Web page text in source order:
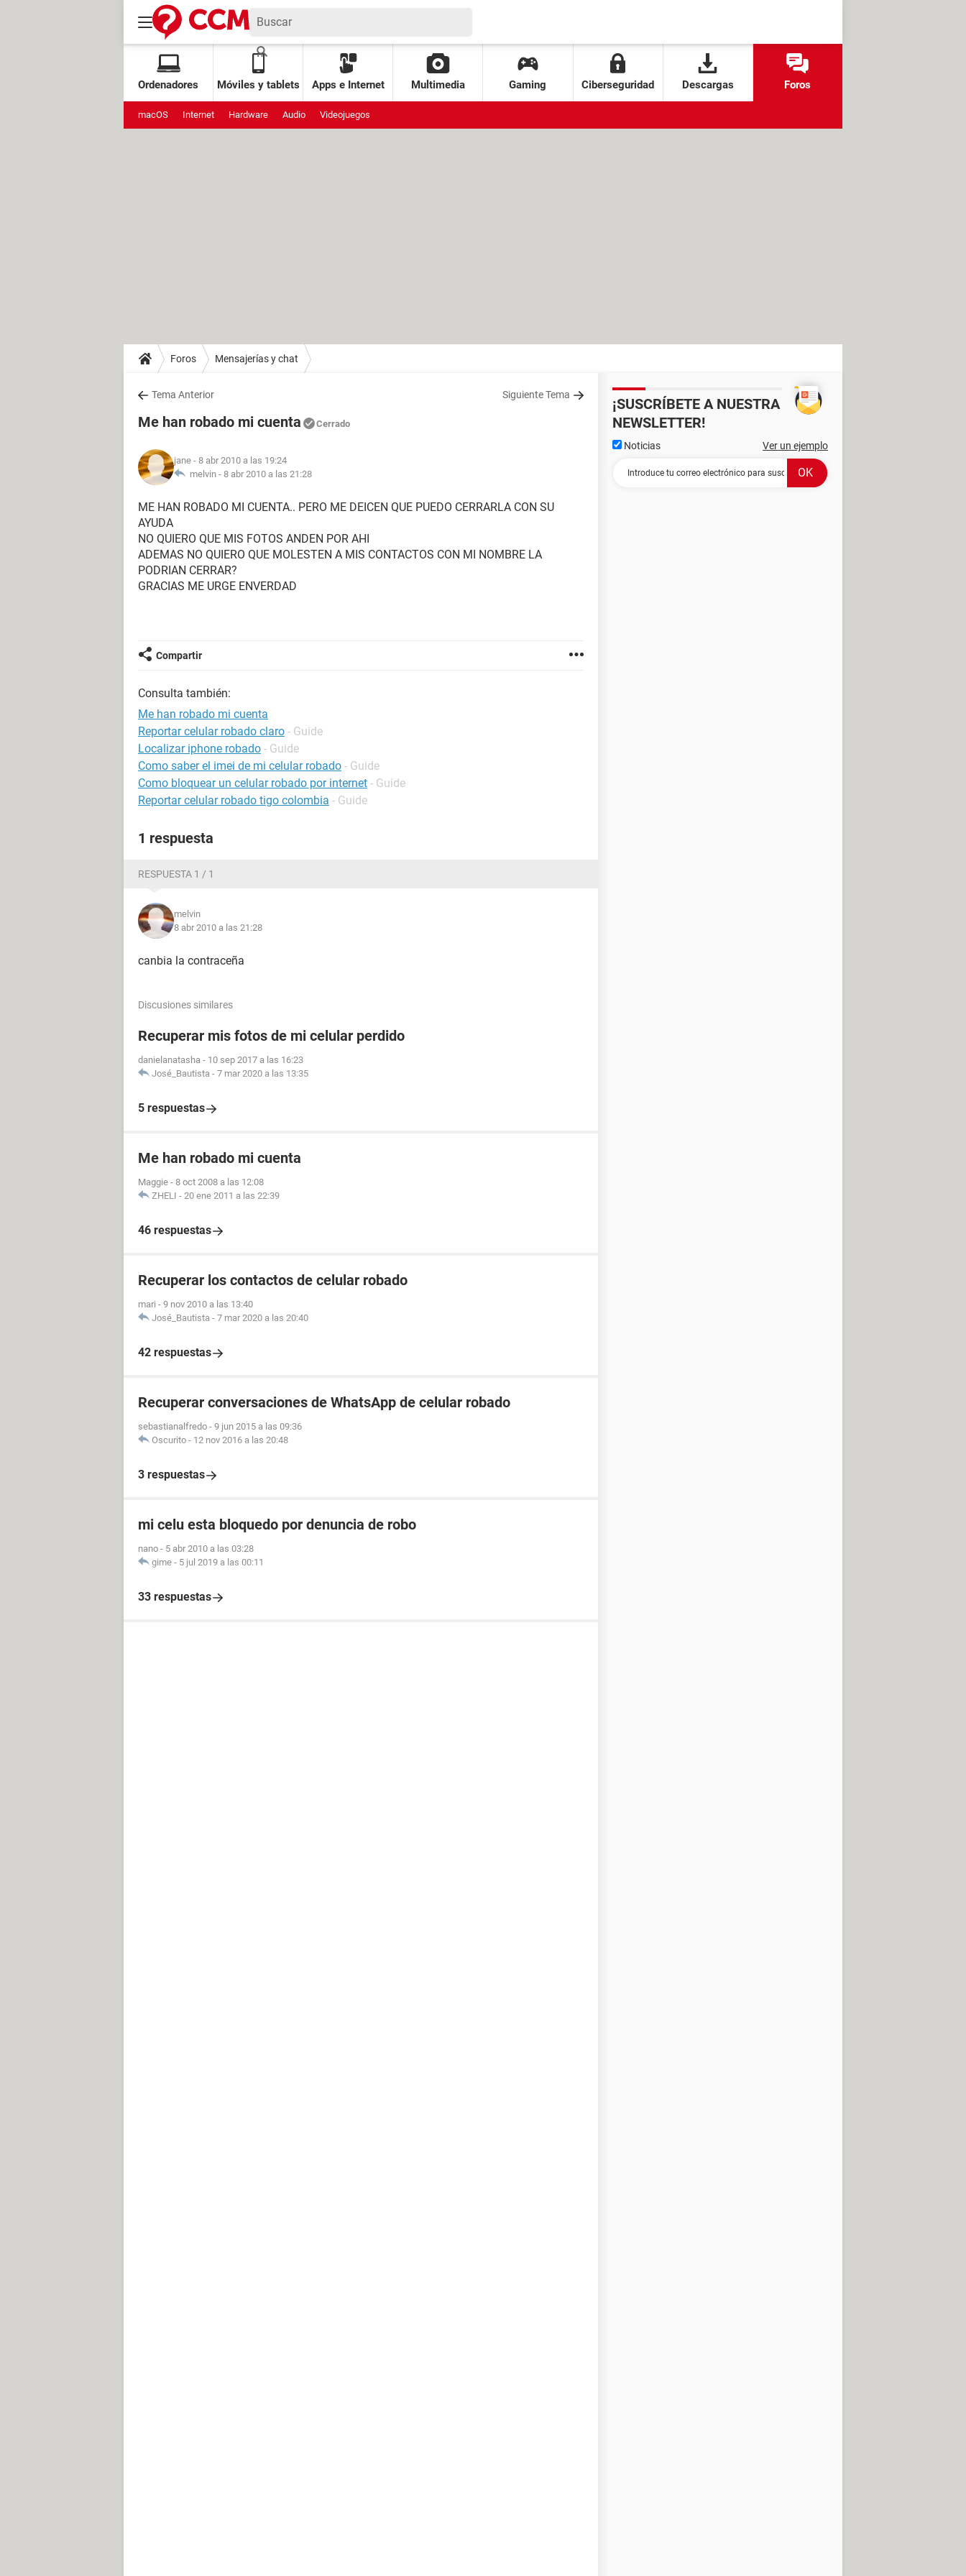
Ordenadores Móviles y tablets Apps e Internet Multimedia Gaming Ciberseguridad Descargas Foros
macOS Internet Hardware Audio Videojuegos
Foros Mensajerías y chat
Tema Anterior Siguiente Tema
Me han robado mi cuenta Cerrado
jane - 8 abr 2010 a las 19:24
melvin - 8 abr 2010 a las 21:28
ME HAN ROBADO MI CUENTA.. PERO ME DEICEN QUE PUEDO CERRARLA CON SU
AYUDA
NO QUIERO QUE MIS FOTOS ANDEN POR AHI
ADEMAS NO QUIERO QUE MOLESTEN A MIS CONTACTOS CON MI NOMBRE LA
PODRIAN CERRAR?
GRACIAS ME URGE ENVERDAD
Compartir
Consulta también:
Me han robado mi cuenta
Reportar celular robado claro - Guide
Localizar iphone robado - Guide
Como saber el imei de mi celular robado - Guide
Como bloquear un celular robado por internet - Guide
Reportar celular robado tigo colombia - Guide
1 respuesta
RESPUESTA 1 / 1
melvin
8 abr 2010 a las 21:28
canbia la contraceña
Discusiones similares
Recuperar mis fotos de mi celular perdido
danielanatasha - 10 sep 2017 a las 16:23
José_Bautista - 7 mar 2020 a las 13:35
5 respuestas
Me han robado mi cuenta
Maggie - 8 oct 2008 a las 12:08
ZHELI - 20 ene 2011 a las 22:39
46 respuestas
Recuperar los contactos de celular robado
mari - 9 nov 2010 a las 13:40
José_Bautista - 7 mar 2020 a las 20:40
42 respuestas
Recuperar conversaciones de WhatsApp de celular robado
sebastianalfredo - 9 jun 2015 a las 09:36
Oscurito - 12 nov 2016 a las 20:48
3 respuestas
mi celu esta bloquedo por denuncia de robo
nano - 5 abr 2010 a las 03:28
gime - 5 jul 2019 a las 00:11
33 respuestas
¡SUSCRÍBETE A NUESTRA
NEWSLETTER!
Noticias Ver un ejemplo